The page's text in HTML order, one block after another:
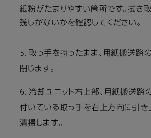
紙粉がたまりやすい箇所です。拭き
残しがないかを確認してください。
5．取っ手を持ったまま、用紙搬送路
閉じます。
6．冷却ユニット右上部、用紙搬送路
付いている取っ手を右上方向に引き
清掃します。